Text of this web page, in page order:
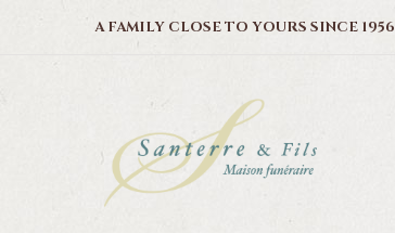
A FAMILY CLOSE TO YOURS SINCE 1956